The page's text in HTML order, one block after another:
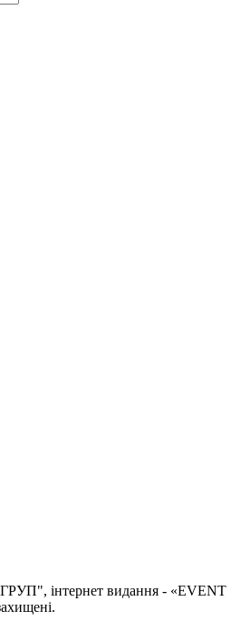
інтернет видання - «EVENT